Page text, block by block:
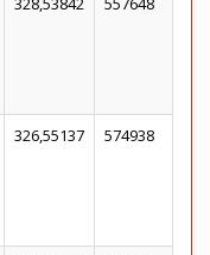
326,55137 574938